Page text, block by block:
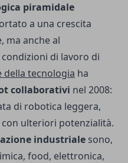
piramidale
a una crescita
ma anche al
di lavoro di
della tecnologia ha
collaborativi nel 2008:
di robotica leggera,
ulteriori potenzialità.
industriale sono,
food, elettronica,